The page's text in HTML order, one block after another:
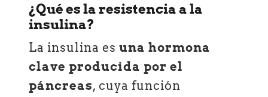
¿Qué es la resistencia a la
insulina?
La insulina esuna hormona
clave producida por el
páncreas, cuya función